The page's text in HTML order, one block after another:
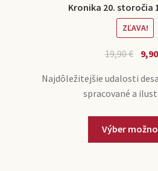
Kronika 20. storočia
ZĽAVA!
19,90€ 9,90
Najdôležitejšie udalosti
spracované a
Výber